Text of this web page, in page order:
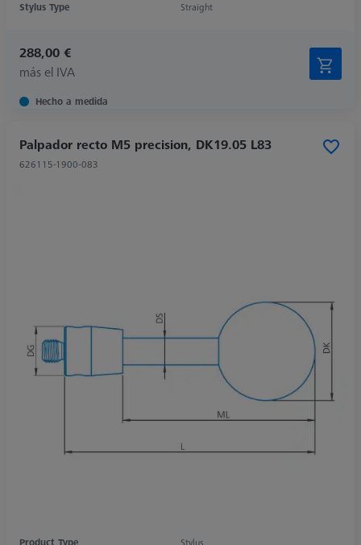
Stylus Type
Straight
288,00 €
más el IVA
Hecho a medida
Palpador recto M5 precision, DK19.05 L83
626115-1900-083
Product Type Stylus